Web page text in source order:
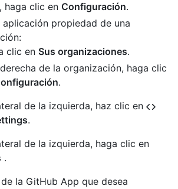
haga clic en Configuración.
aplicación propiedad de una
clic en Sus organizaciones.
de la organización, haga clic
.
de la izquierda, haz clic en
.
de la izquierda, haga clic en
.
la GitHub App que desea